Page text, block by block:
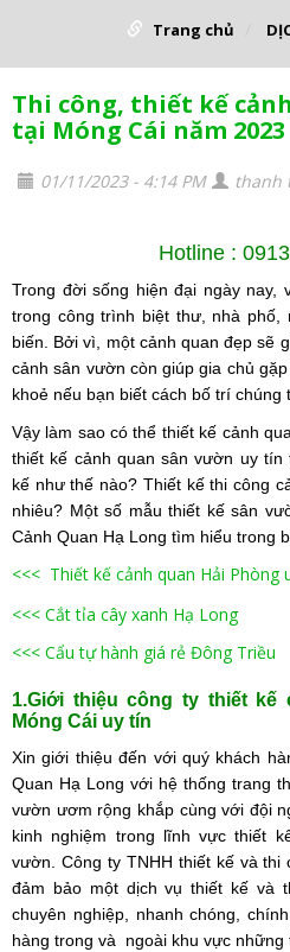
Trang chủ
Thi công, thiết kế
tại Móng Cái năm 2023
01/11/2023 - 4:14 PM thanh
Hotline :
Trong đời sống hiện đại ngày nay,
trong công trình biệt thư, nhà
biến. Bởi vì, một cảnh quan đẹp sẽ
cảnh sân vườn còn giúp gia chủ
khoẻ nếu bạn biết cách bố trí chúng
Vậy làm sao có thể thiết kế cảnh
thiết kế cảnh quan sân vườn uy
kế như thế nào? Thiết kế thi công
nhiêu? Một số mẫu thiết kế sân
Cảnh Quan Hạ Long tìm hiểu trong
<<< Thiết kế cảnh quan Hải Phòng
<<< Cắt tỉa cây xanh Hạ Long
<<< Cẩu tự hành giá rẻ Đông Triều
1.Giới thiệu công ty thiết
Móng Cái uy tín
Xin giới thiệu đến với quý khách
Quan Hạ Long với hệ thống trang
vườn ươm rộng khắp cùng với đội
kinh nghiệm trong lĩnh vực thiết
vườn. Công ty TNHH thiết kế và thi
đảm bảo một dịch vụ thiết kế và
chuyên nghiệp, nhanh chóng,
hàng trong và ngoài khu vực những